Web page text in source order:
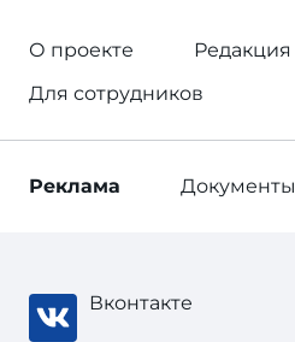
О проекте
Редакция
Для сотрудников
Реклама Документы
Вконтакте